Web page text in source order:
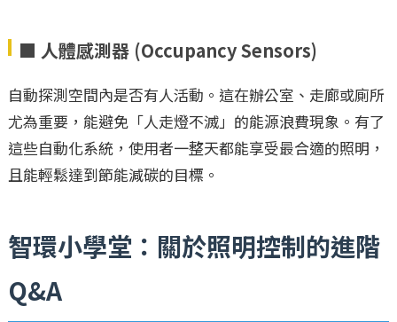
■ 人體感測器 (Occupancy Sensors)
自動探測空間內是否有人活動。這在辦公室、走廊或廁所
尤為重要，能避免「人走燈不滅」的能源浪費現象。有了
這些自動化系統，使用者一整天都能享受最合適的照明，
且能輕鬆達到節能減碳的目標。
智環小學堂：關於照明控制的進階
Q&A